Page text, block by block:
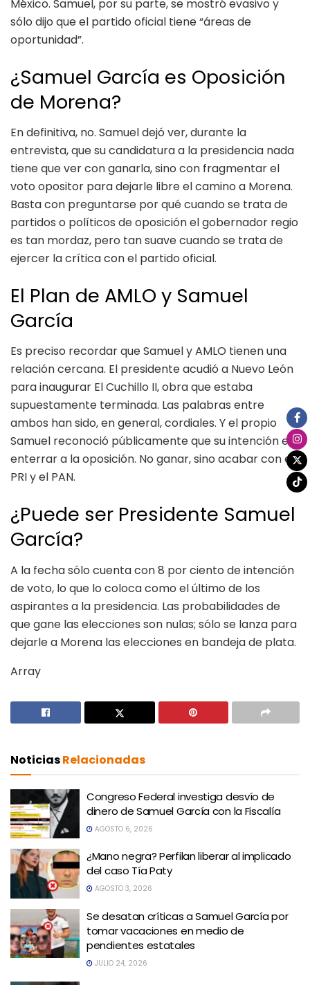
México. Samuel, por su parte, se mostró evasivo y
sólo dijo que el partido oficial tiene “áreas de
oportunidad”.
¿Samuel García es Oposición
de Morena?
En definitiva, no. Samuel dejó ver, durante la
entrevista, que su candidatura a la presidencia nada
tiene que ver con ganarla, sino con fragmentar el
voto opositor para dejarle libre el camino a Morena.
Basta con preguntarse por qué cuando se trata de
partidos o políticos de oposición el gobernador regio
es tan mordaz, pero tan suave cuando se trata de
ejercer la crítica con el partido oficial.
El Plan de AMLO y Samuel
García
Es preciso recordar que Samuel y AMLO tienen una
relación cercana. El presidente acudió a Nuevo León
para inaugurar El Cuchillo II, obra que estaba
supuestamente terminada. Las palabras entre
ambos han sido, en general, cordiales. Y el propio
Samuel reconoció públicamente que su intención es
enterrar a la oposición. No ganar, sino acabar con el
PRI y el PAN.
¿Puede ser Presidente Samuel
García?
A la fecha sólo cuenta con 8 por ciento de intención
de voto, lo que lo coloca como el último de los
aspirantes a la presidencia. Las probabilidades de
que gane las elecciones son nulas; sólo se lanza para
dejarle a Morena las elecciones en bandeja de plata.
Array
NoticiasRelacionadas
Congreso Federal investiga desvío de
dinero de Samuel García con la Fiscalía
AGOSTO 6, 2026
¿Mano negra? Perfilan liberar al implicado
del caso Tía Paty
AGOSTO 3, 2026
Se desatan críticas a Samuel García por
tomar vacaciones en medio de
pendientes estatales
JULIO 24, 2026